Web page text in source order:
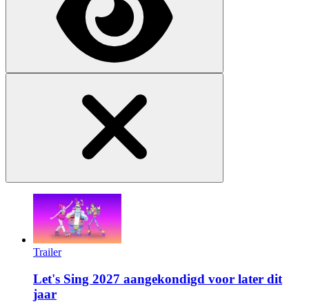
Trailer
Let's Sing 2027 aangekondigd voor later dit
jaar